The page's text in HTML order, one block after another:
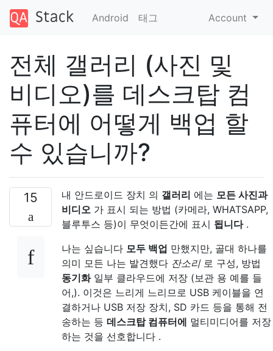
Android 태그 Account
전체 갤러리 (사진 및
비디오)를 데스크탑 컴
퓨터에 어떻게 백업 할
수 있습니까?
15 내 안드로이드 장치 의 갤러리 에는 모든 사진과
비디오 가 표시 되는 방법 (카메라, WHATSAPP,
블루투스 등)이 무엇이든간에 표시 됩니다.
나는 싶습니다 모두 백업 만했지만, 골대 하나를
의미 모든 나는 발견했다 잔소리로 구성, 방법
동기화일부 클라우드에 저장 (보관 용 예를 들
어,). 이것은 느리게 느리므로 USB 케이블을 연
결하거나 USB 저장 장치, SD 카드 등을 통해 전
송하는 등 데스크탑 컴퓨터에 멀티미디어를 저장
하는 것을 선호합니다 .